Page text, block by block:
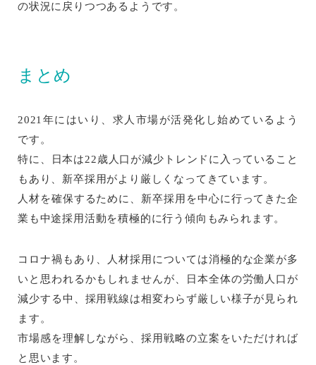
の状況に戻りつつあるようです。
まとめ
2021年にはいり、求人市場が活発化し始めているよう
です。
特に、日本は22歳人口が減少トレンドに入っていること
もあり、新卒採用がより厳しくなってきています。
人材を確保するために、新卒採用を中心に行ってきた企
業も中途採用活動を積極的に行う傾向もみられます。
コロナ禍もあり、人材採用については消極的な企業が多
いと思われるかもしれませんが、日本全体の労働人口が
減少する中、採用戦線は相変わらず厳しい様子が見られ
ます。
市場感を理解しながら、採用戦略の立案をいただければ
と思います。